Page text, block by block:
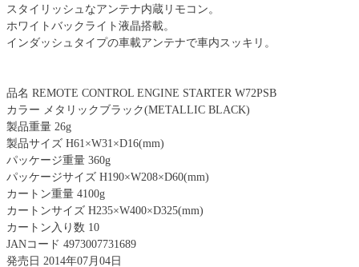
スタイリッシュなアンテナ内蔵リモコン。
ホワイトバックライト液晶搭載。
インダッシュタイプの車載アンテナで車内スッキリ。
品名 REMOTE CONTROL ENGINE STARTER W72PSB
カラー メタリックブラック(METALLIC BLACK)
製品重量 26g
製品サイズ H61×W31×D16(mm)
パッケージ重量 360g
パッケージサイズ H190×W208×D60(mm)
カートン重量 4100g
カートンサイズ H235×W400×D325(mm)
カートン入り数 10
JANコード 4973007731689
発売日 2014年07月04日